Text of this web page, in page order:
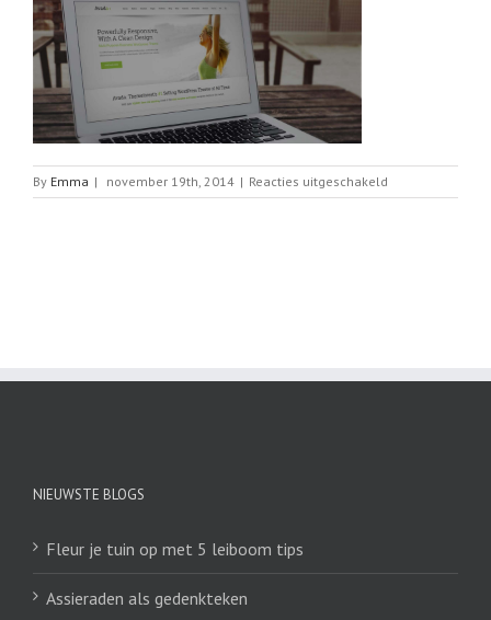
By Emma | november 19th, 2014 | Reacties uitgeschakeld
home_slider
NIEUWSTE BLOGS
Fleur je tuin op met 5 leiboom tips
Assieraden als gedenkteken